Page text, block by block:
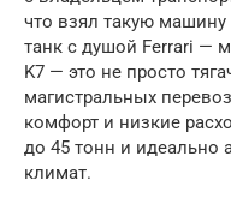
что взял такую машину
танк с душой Ferrari —
K7 — это не просто
магистральных
комфорт и низкие
до 45 тонн и идеально
климат.